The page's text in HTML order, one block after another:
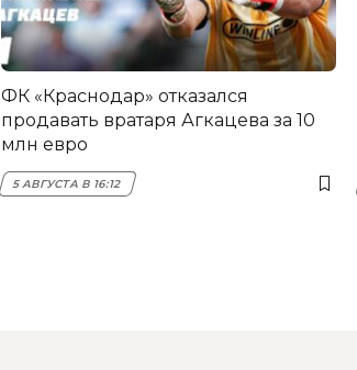
ФК «Краснодар» отказался
продавать вратаря Агкацева за 10
млн евро
5 АВГУСТА В 16:12